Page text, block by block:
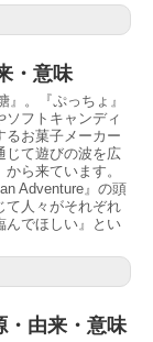
・意味
』。『ぷっちょ』
ソフトキャンディ
るお菓子メーカー
じて遊びの波を広
ら来ています。
Adventure』の頭
て人々がそれぞれ
んでほしい』とい
由来・意味